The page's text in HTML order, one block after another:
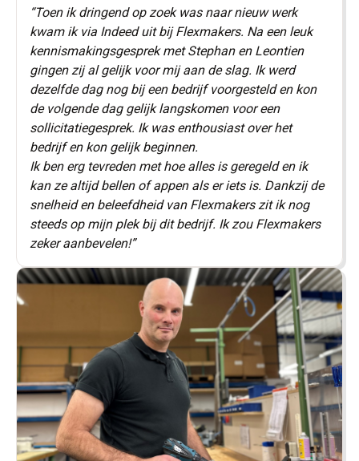
“Toen ik dringend op zoek was naar nieuw werk
kwam ik via Indeed uit bij Flexmakers. Na een leuk
kennismakingsgesprek met Stephan en Leontien
gingen zij al gelijk voor mij aan de slag. Ik werd
dezelfde dag nog bij een bedrijf voorgesteld en kon
de volgende dag gelijk langskomen voor een
sollicitatiegesprek. Ik was enthousiast over het
bedrijf en kon gelijk beginnen.
Ik ben erg tevreden met hoe alles is geregeld en ik
kan ze altijd bellen of appen als er iets is. Dankzij de
snelheid en beleefdheid van Flexmakers zit ik nog
steeds op mijn plek bij dit bedrijf. Ik zou Flexmakers
zeker aanbevelen!”